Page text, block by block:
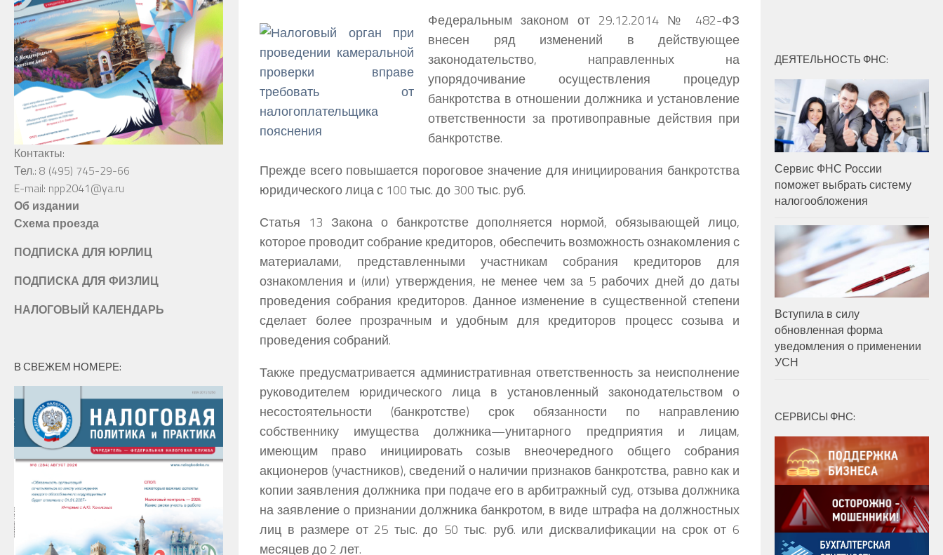
Федеральным законом от 29.12.2014 № 482-ФЗ
внесен ряд изменений в действующее
законодательство, направленных на
упорядочивание осуществления процедур
банкротства в отношении должника и установление
ответственности за противоправные действия при
банкротстве.
Прежде всего повышается пороговое значение для инициирования банкротства
юридического лица с 100 тыс. до 300 тыс. руб.
Статья 13 Закона о банкротстве дополняется нормой, обязывающей лицо,
которое проводит собрание кредиторов, обеспечить возможность ознакомления с
материалами, представленными участникам собрания кредиторов для
ознакомления и (или) утверждения, не менее чем за 5 рабочих дней до даты
проведения собрания кредиторов. Данное изменение в существенной степени
сделает более прозрачным и удобным для кредиторов процесс созыва и
проведения собраний.
Также предусматривается административная ответственность за неисполнение
руководителем юридического лица в установленный законодательством о
несостоятельности (банкротстве) срок обязанности по направлению
собственнику имущества должника—унитарного предприятия и лицам,
имеющим право инициировать созыв внеочередного общего собрания
акционеров (участников), сведений о наличии признаков банкротства, равно как и
копии заявления должника при подаче его в арбитражный суд, отзыва должника
на заявление о признании должника банкротом, в виде штрафа на должностных
лиц в размере от 25 тыс. до 50 тыс. руб. или дисквалификации на срок от 6
месяцев до 2 лет.
Контакты:
Тел.: 8 (495) 745-29-66
E-mail: npp2041@ya.ru
Об издании
Схема проезда
ПОДПИСКА ДЛЯ ЮРЛИЦ
ПОДПИСКА ДЛЯ ФИЗЛИЦ
НАЛОГОВЫЙ КАЛЕНДАРЬ
В СВЕЖЕМ НОМЕРЕ:
ДЕЯТЕЛЬНОСТЬ ФНС:
Сервис ФНС России
поможет выбрать систему
налогообложения
Вступила в силу
обновленная форма
уведомления о применении
УСН
СЕРВИСЫ ФНС: